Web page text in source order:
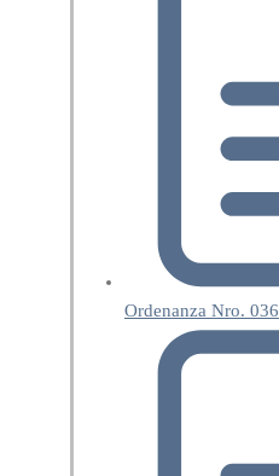
Ordenanza Nro. 036